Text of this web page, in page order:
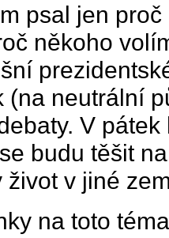
psal jen
někoho
(na neutrální
V
budu těšit
život v jiné
na toto